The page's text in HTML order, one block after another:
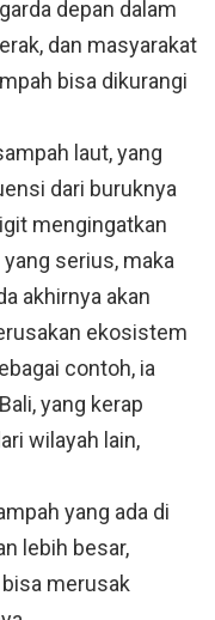
depan dalam
dan masyarakat
bisa dikurangi
laut, yang
dari buruknya
mengingatkan
serius, maka
akhirnya akan
ekosistem
contoh, ia
yang kerap
wilayah lain,
yang ada di
lebih besar,
merusak